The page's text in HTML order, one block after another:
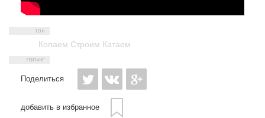
Копаем Строим Катаем
Поделиться
добавить в избранное